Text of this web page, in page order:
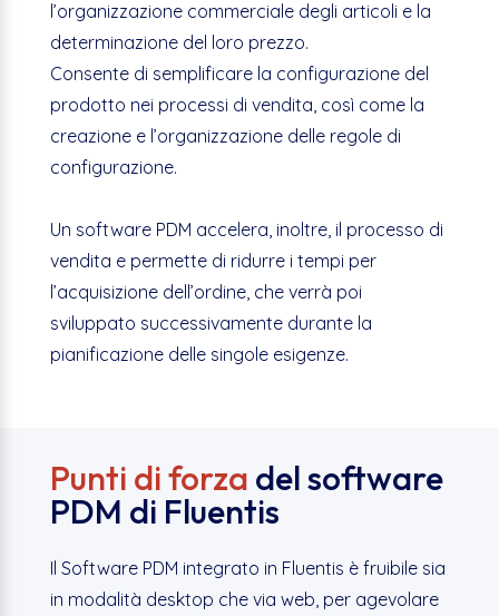
l’organizzazione commerciale degli articoli e la
determinazione del loro prezzo.
Consente di semplificare la configurazione del
prodotto nei processi di vendita, così come la
creazione e l’organizzazione delle regole di
configurazione.
Un software PDM accelera, inoltre, il processo di
vendita e permette di ridurre i tempi per
l’acquisizione dell’ordine, che verrà poi
sviluppato successivamente durante la
pianificazione delle singole esigenze.
Punti di forza del software
PDM di Fluentis
Il Software PDM integrato in Fluentis è fruibile sia
in modalità desktop che via web, per agevolare